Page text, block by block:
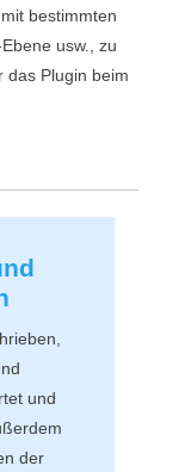
mit bestimmten
usw., zu
das Plugin beim
und
der